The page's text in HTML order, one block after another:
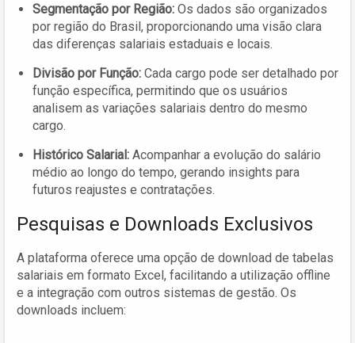
Segmentação por Região: Os dados são organizados
por região do Brasil, proporcionando uma visão clara
das diferenças salariais estaduais e locais.
Divisão por Função: Cada cargo pode ser detalhado por
função específica, permitindo que os usuários
analisem as variações salariais dentro do mesmo
cargo.
Histórico Salarial: Acompanhar a evolução do salário
médio ao longo do tempo, gerando insights para
futuros reajustes e contratações.
Pesquisas e Downloads Exclusivos
A plataforma oferece uma opção de download de tabelas
salariais em formato Excel, facilitando a utilização offline
e a integração com outros sistemas de gestão. Os
downloads incluem: